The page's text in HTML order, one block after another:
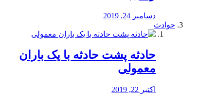
دسامبر 24, 2019
حوادث
️حادثه پشت حادثه با یک باران
معمولی
اکتبر 22, 2019